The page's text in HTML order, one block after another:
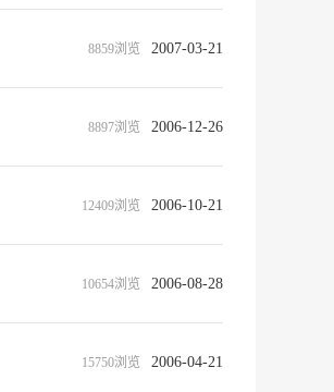
8859浏览 2007-03-21
8897浏览 2006-12-26
12409浏览 2006-10-21
10654浏览 2006-08-28
15750浏览 2006-04-21